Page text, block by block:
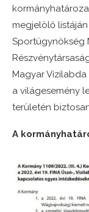
megjelölő
Sportügynökség
Magyar
a világesemény
területén
A